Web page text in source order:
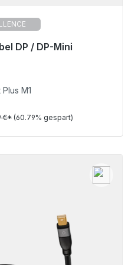
DP / DP-Mini
Lieferzeit 48h*
Artikel
M1
€* (60.79% gespart)